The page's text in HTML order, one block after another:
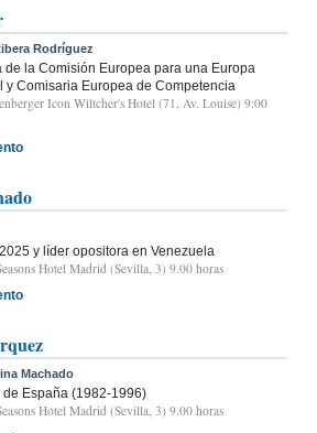
Rodríguez
de la Comisión Europea para una Europa
y Comisaria Europea de Competencia
Icon Wiltcher's Hotel (71, Av. Louise) 9:00
y líder opositora en Venezuela
Hotel Madrid (Sevilla, 3) 9.00 horas
Machado
España (1982-1996)
Hotel Madrid (Sevilla, 3) 9.00 horas